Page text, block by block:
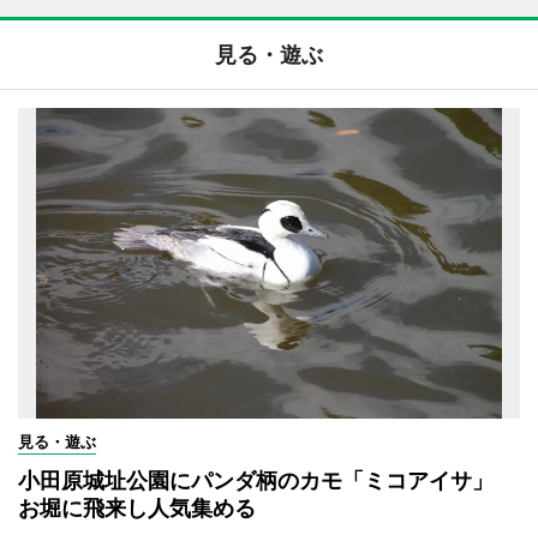
見る・遊ぶ
見る・遊ぶ
小田原城址公園にパンダ柄のカモ「ミコアイサ」
お堀に飛来し人気集める